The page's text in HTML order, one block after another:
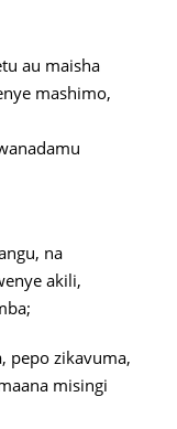
au maisha
mashimo,
na
akili,
pepo zikavuma,
misingi